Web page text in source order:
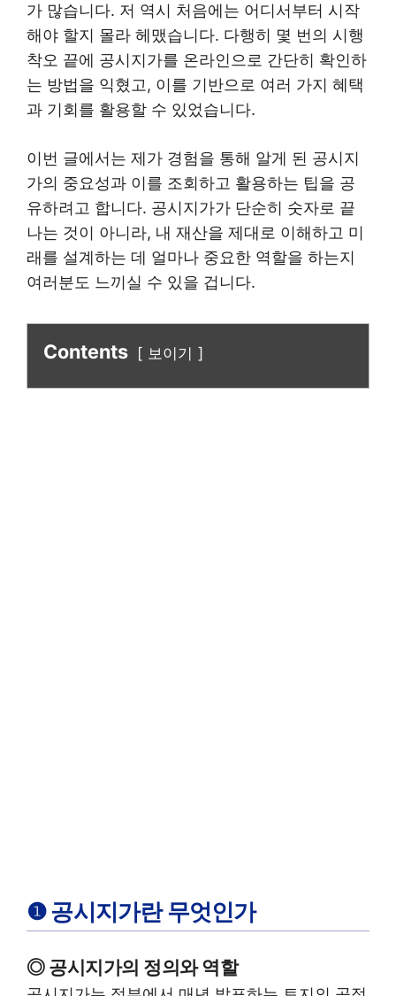
가 많습니다. 저 역시 처음에는 어디서부터 시작
해야 할지 몰라 헤맸습니다. 다행히 몇 번의 시행
착오 끝에 공시지가를 온라인으로 간단히 확인하
는 방법을 익혔고, 이를 기반으로 여러 가지 혜택
과 기회를 활용할 수 있었습니다.
이번 글에서는 제가 경험을 통해 알게 된 공시지
가의 중요성과 이를 조회하고 활용하는 팁을 공
유하려고 합니다. 공시지가가 단순히 숫자로 끝
나는 것이 아니라, 내 재산을 제대로 이해하고 미
래를 설계하는 데 얼마나 중요한 역할을 하는지
여러분도 느끼실 수 있을 겁니다.
Contents 보이기
❶ 공시지가란 무엇인가
◎ 공시지가의 정의와 역할